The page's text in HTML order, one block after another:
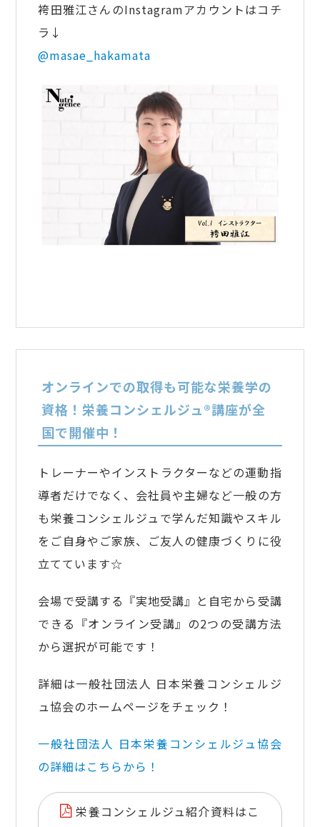
袴田雅江さんのInstagramアカウントはコチ
ラ↓
@masae_hakamata
オンラインでの取得も可能な栄養学の
資格！栄養コンシェルジュ®講座が全
国で開催中！
トレーナーやインストラクターなどの運動指
導者だけでなく、会社員や主婦など一般の方
も栄養コンシェルジュで学んだ知識やスキル
をご自身やご家族、ご友人の健康づくりに役
立てています☆
会場で受講する『実地受講』と自宅から受講
できる『オンライン受講』の2つの受講方法
から選択が可能です！
詳細は一般社団法人 日本栄養コンシェルジ
ュ協会のホームページをチェック！
一般社団法人 日本栄養コンシェルジュ協会
の詳細はこちらから！
栄養コンシェルジュ紹介資料はこ